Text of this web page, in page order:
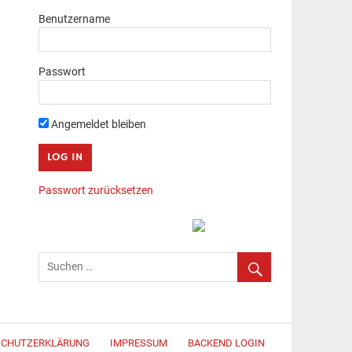
Benutzername
Passwort
Angemeldet bleiben
Passwort zurücksetzen
IMPRESSUM BACKEND LOGIN